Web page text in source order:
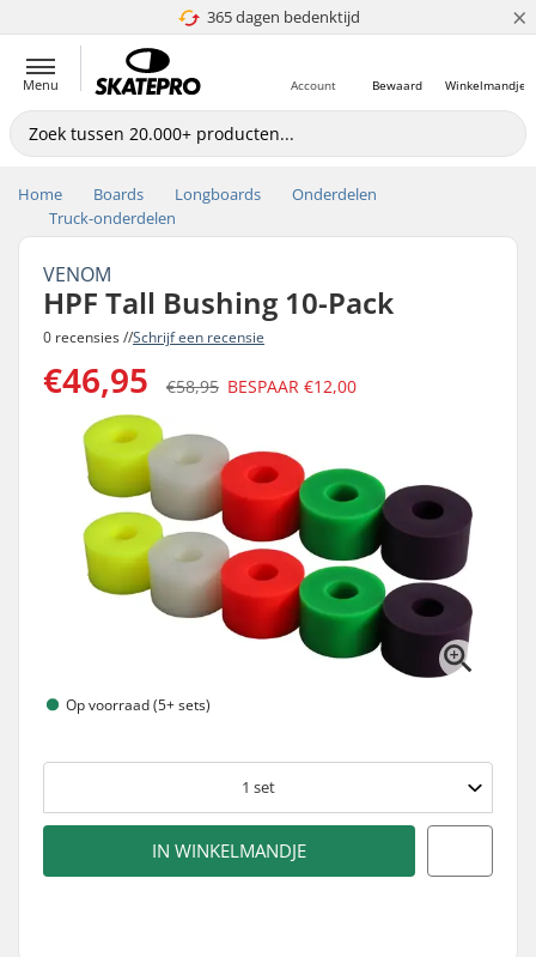
365 dagen bedenktijd
4.8 van 5 ×
Menu Winkelmandje
Bewaard
Account
Home Boards Longboards
Onderdelen
Truck-onderdelen
VENOM
HPF Tall Bushing 10-Pack
0 recensies //Schrijf een recensie
€46,95 €58,95 BESPAAR €12,00
Op voorraad (5+ sets)
1 set
IN WINKELMANDJE